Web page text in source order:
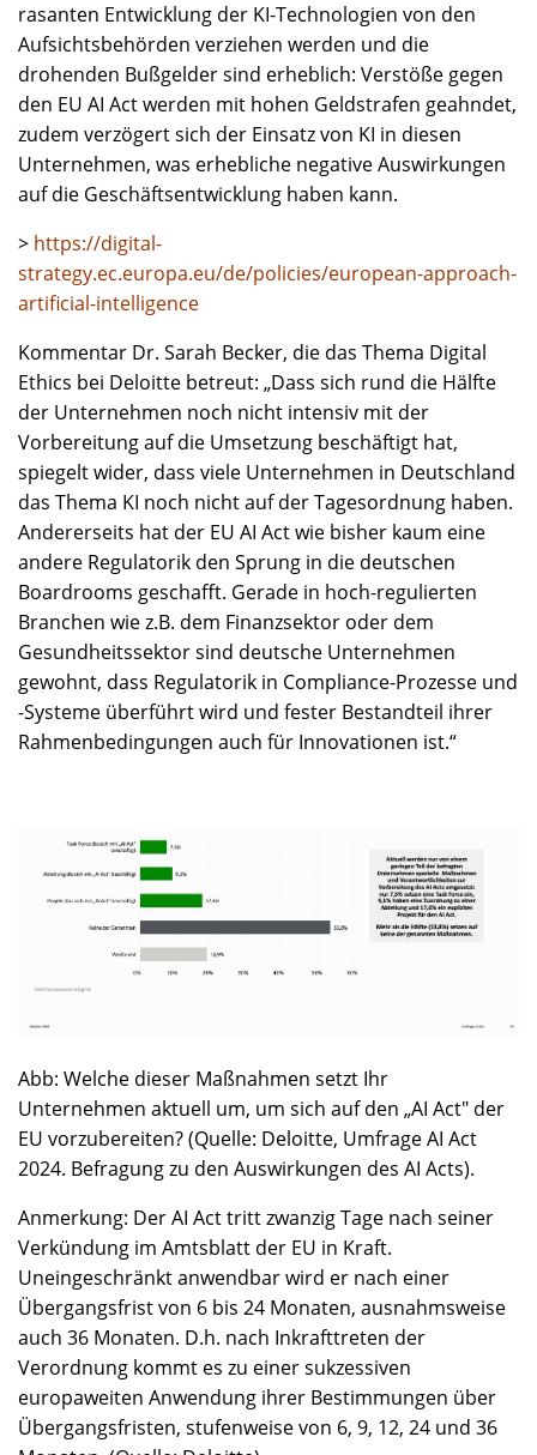
rasanten Entwicklung der KI-Technologien von den
Aufsichtsbehörden verziehen werden und die
drohenden Bußgelder sind erheblich: Verstöße gegen
den EU AI Act werden mit hohen Geldstrafen geahndet,
zudem verzögert sich der Einsatz von KI in diesen
Unternehmen, was erhebliche negative Auswirkungen
auf die Geschäftsentwicklung haben kann.
> https://digital-
strategy.ec.europa.eu/de/policies/european-approach-
artificial-intelligence
Kommentar Dr. Sarah Becker, die das Thema Digital
Ethics bei Deloitte betreut: „Dass sich rund die Hälfte
der Unternehmen noch nicht intensiv mit der
Vorbereitung auf die Umsetzung beschäftigt hat,
spiegelt wider, dass viele Unternehmen in Deutschland
das Thema KI noch nicht auf der Tagesordnung haben.
Andererseits hat der EU AI Act wie bisher kaum eine
andere Regulatorik den Sprung in die deutschen
Boardrooms geschafft. Gerade in hoch-regulierten
Branchen wie z.B. dem Finanzsektor oder dem
Gesundheitssektor sind deutsche Unternehmen
gewohnt, dass Regulatorik in Compliance-Prozesse und
-Systeme überführt wird und fester Bestandteil ihrer
Rahmenbedingungen auch für Innovationen ist.“
Abb: Welche dieser Maßnahmen setzt Ihr
Unternehmen aktuell um, um sich auf den „AI Act" der
EU vorzubereiten? (Quelle: Deloitte, Umfrage AI Act
2024. Befragung zu den Auswirkungen des AI Acts).
Anmerkung: Der AI Act tritt zwanzig Tage nach seiner
Verkündung im Amtsblatt der EU in Kraft.
Uneingeschränkt anwendbar wird er nach einer
Übergangsfrist von 6 bis 24 Monaten, ausnahmsweise
auch 36 Monaten. D.h. nach Inkrafttreten der
Verordnung kommt es zu einer sukzessiven
europaweiten Anwendung ihrer Bestimmungen über
Übergangsfristen, stufenweise von 6, 9, 12, 24 und 36